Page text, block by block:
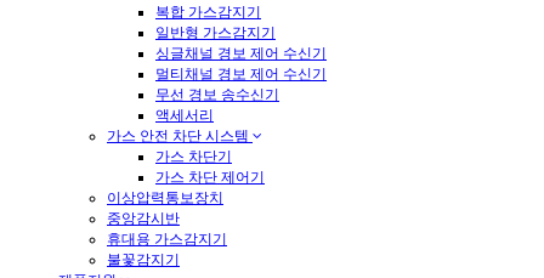
복합 가스감지기
일반형 가스감지기
싱글채널 경보 제어 수신기
멀티채널 경보 제어 수신기
무선 경보 송수신기
액세서리
가스 안전 차단 시스템
가스 차단기
가스 차단 제어기
이상압력통보장치
중앙감시반
휴대용 가스감지기
불꽃감지기